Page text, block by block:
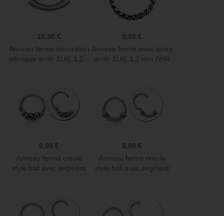
10,50 €
Anneau fermé décoration
ethnique acier 316L 1,2...
9,90 €
Anneau fermé avec stries
acier 316L 1,2 mm BHR
9,90 €
Anneau fermé créole
style bali avec segment
9,90 €
Anneau fermé créole
style bali avec segment